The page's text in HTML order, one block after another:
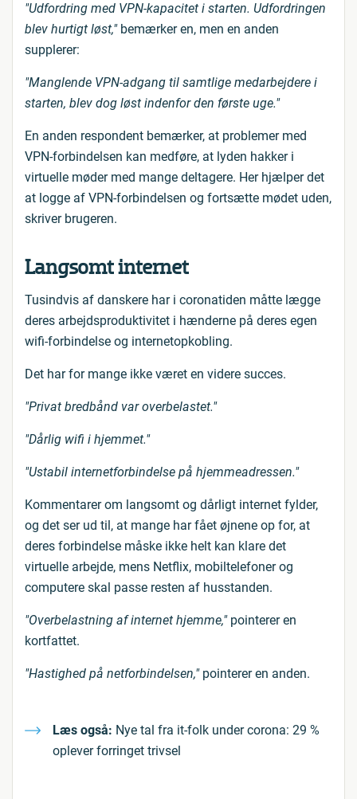
"Udfordring med VPN-kapacitet i starten. Udfordringen
blev hurtigt løst,"bemærker en, men en anden
supplerer:
"Manglende VPN-adgang til samtlige medarbejdere i
starten, blev dog løst indenfor den første uge."
En anden respondent bemærker, at problemer med
VPN-forbindelsen kan medføre, at lyden hakker i
virtuelle møder med mange deltagere. Her hjælper det
at logge af VPN-forbindelsen og fortsætte mødet uden,
skriver brugeren.
Langsomt internet
Tusindvis af danskere har i coronatiden måtte lægge
deres arbejdsproduktivitet i hænderne på deres egen
wifi-forbindelse og internetopkobling.
Det har for mange ikke været en videre succes.
"Privat bredbånd var overbelastet."
"Dårlig wifi i hjemmet."
"Ustabil internetforbindelse på hjemmeadressen."
Kommentarer om langsomt og dårligt internet fylder,
og det ser ud til, at mange har fået øjnene op for, at
deres forbindelse måske ikke helt kan klare det
virtuelle arbejde, mens Netflix, mobiltelefoner og
computere skal passe resten af husstanden.
"Overbelastning af internet hjemme,"pointerer en
kortfattet.
"Hastighed på netforbindelsen,"pointerer en anden.
Læs også: Nye tal fra it-folk under corona: 29 %
oplever forringet trivsel